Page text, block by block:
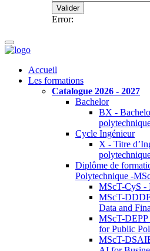
Valider
Error:
Accueil
Les formations
Catalogue 2026 - 2027
Bachelor
BX -
Cycle Ingénieur
X - Titre
Diplôme de
Polytechnique -
MScT-CyS -
MScT-
Data and
MScT-DEPP
for Public
MScT-